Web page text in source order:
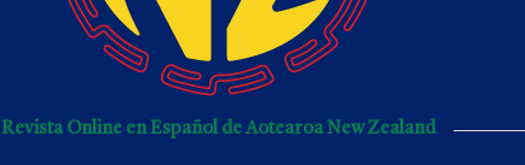
Revista Online en Español de Aotearoa New Zealand